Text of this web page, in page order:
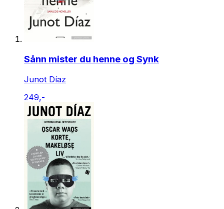
Sånn mister du henne og Synk
Junot Díaz
249,-